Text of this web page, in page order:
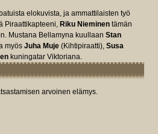
elokuvista, ja ammattilaisten työ
Piraattikapteeni, Riku Nieminen tämän
Mustana Bellamyna kuullaan Stan
myös Juha Muje (Kihtipiraatti), Susa
kuningatar Viktoriana.
arvoinen elämys.